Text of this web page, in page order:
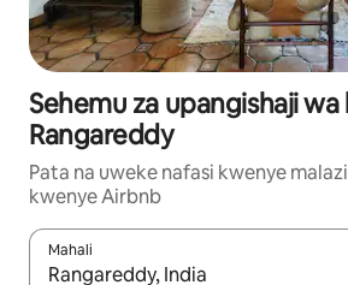
Sehemu za upangishaji
Rangareddy
Pata na uweke nafasi kwenye
kwenye Airbnb
Mahali
Wakati matokeo yanapatikana, vinjari